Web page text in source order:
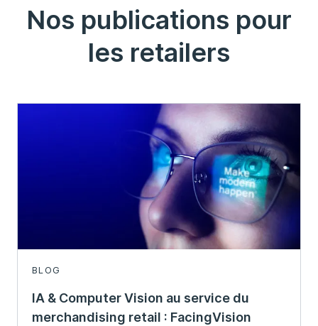
Nos publications pour
les retailers
BLOG
IA & Computer Vision au service du
merchandising retail : FacingVision